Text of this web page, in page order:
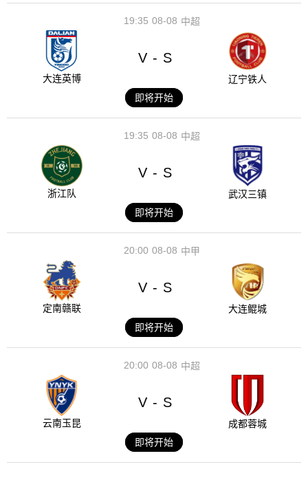
08-08
19:35 中超
大连英博
V - S
辽宁铁人
即将开始
08-08
19:35 中超
浙江队
V - S
武汉三镇
即将开始
08-08
20:00 中甲
定南赣联
V - S
大连鲲城
即将开始
08-08
20:00 中超
云南玉昆
V - S
成都蓉城
即将开始